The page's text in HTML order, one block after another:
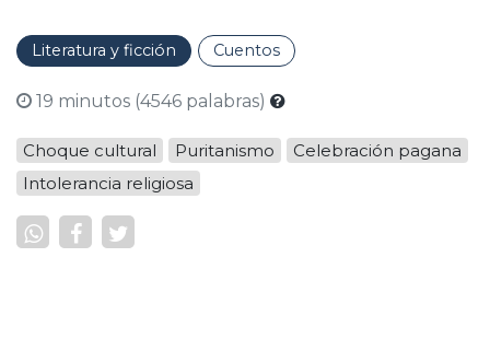
Literatura y ficción Cuentos
19 minutos (4546 palabras)
Choque cultural Puritanismo
Celebración pagana
Intolerancia religiosa